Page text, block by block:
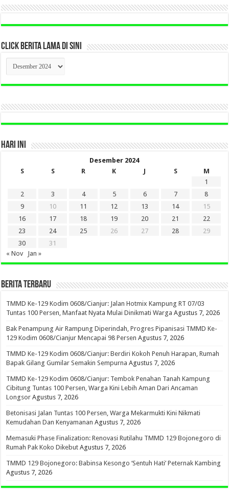
CLICK BERITA LAMA DI SINI
CLICK
BERITA
LAMA
DI
HARI INI
Desember 2024
S
S R K J S
M
1
2
3 4 5 6 7
8
9
10 11 12 13 14
15
16
17 18 19 20 21
22
23
24 25 26 27 28
29
30
31
« Nov
Jan »
BERITA TERBARU
TMMD Ke-129 Kodim 0608/Cianjur: Jalan Hotmix Kampung RT 07/03
Tuntas 100 Persen, Manfaat Nyata Mulai Dinikmati Warga Agustus 7, 2026
Bak Penampung Air Rampung Diperindah, Progres Pipanisasi TMMD Ke-
129 Kodim 0608/Cianjur Mencapai 98 Persen Agustus 7, 2026
TMMD Ke-129 Kodim 0608/Cianjur: Berdiri Kokoh Penuh Harapan, Rumah
Bapak Gilang Gumilar Semakin Sempurna Agustus 7, 2026
TMMD Ke-129 Kodim 0608/Cianjur: Tembok Penahan Tanah Kampung
Cibitung Tuntas 100 Persen, Warga Kini Lebih Aman Dari Ancaman
Longsor Agustus 7, 2026
Betonisasi Jalan Tuntas 100 Persen, Warga Mekarmukti Kini Nikmati
Kemudahan Dan Kenyamanan Agustus 7, 2026
Memasuki Phase Finalization: Renovasi Rutilahu TMMD 129 Bojonegoro di
Rumah Pak Koko Dikebut Agustus 7, 2026
TMMD 129 Bojonegoro: Babinsa Kesongo ‘Sentuh Hati’ Peternak Kambing
Agustus 7, 2026